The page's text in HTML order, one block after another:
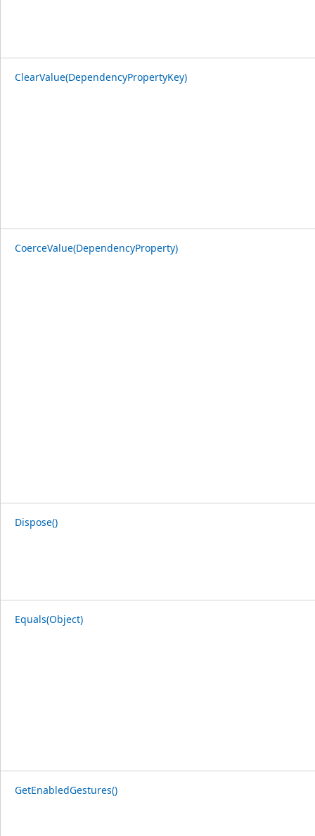
ClearValue(DependencyPropertyKey)
CoerceValue(DependencyProperty)
Dispose()
Equals(Object)
GetEnabledGestures()